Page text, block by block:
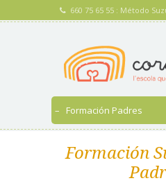
660 75 65 55 : Método
Formación